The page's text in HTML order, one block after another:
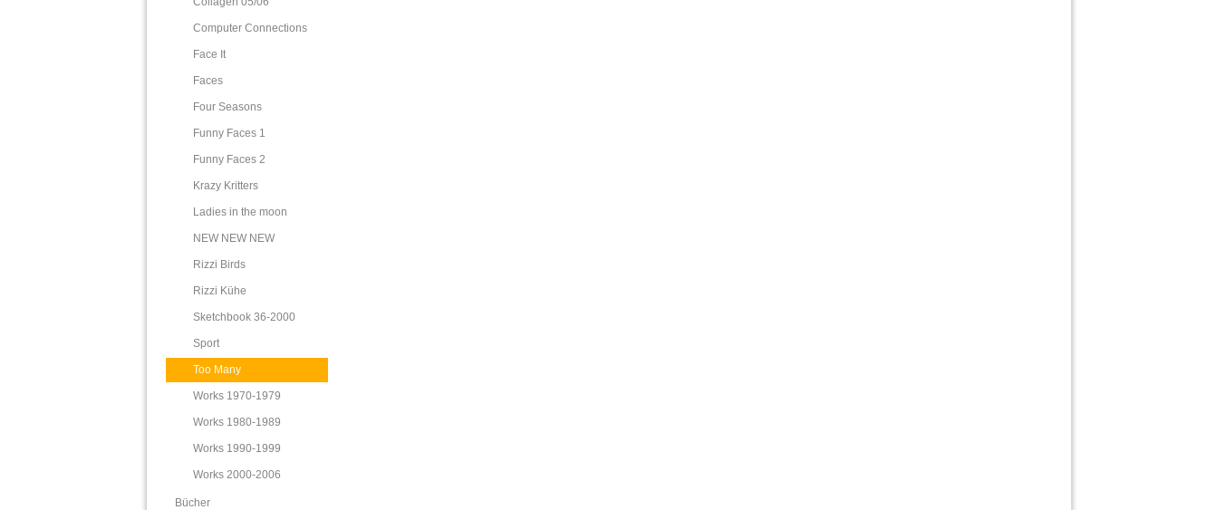
Computer Connections
Face It
Faces
Four Seasons
Funny Faces 1
Funny Faces 2
Krazy Kritters
Ladies in the moon
NEW NEW NEW
Rizzi Birds
Rizzi Kühe
Sketchbook 36-2000
Sport
Too Many
Works 1970-1979
Works 1980-1989
Works 1990-1999
Works 2000-2006
Bücher